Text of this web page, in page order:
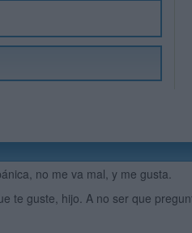
no me va mal, y me gusta.
te guste, hijo. A no ser que